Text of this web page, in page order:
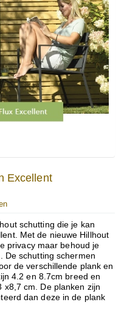
Excellent
schutting die je kan
Met de nieuwe Hillhout
privacy maar behoud je
De schutting schermen
de verschillende plank en
4.2 en 8.7cm breed en
x8,7 cm. De planken zijn
dan deze in de plank